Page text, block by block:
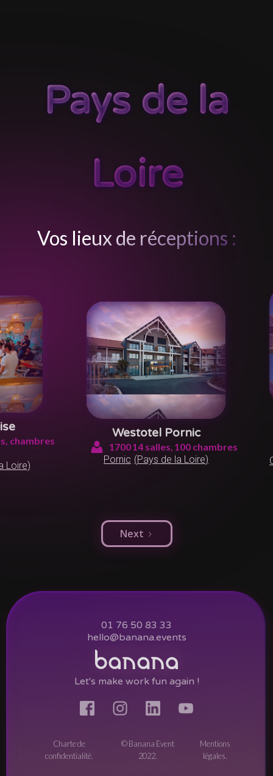
Pays de la
Loire
Vos lieux de réceptions :
chambres
Loire)
Westotel Pornic
170014 salles, 100 chambres
Pornic (Pays de la Loire)
Next
01 76 50 83 33
hello@banana.events
Let's make work fun again !
Charte de
confidentialité.
© Banana Event
2022.
Mentions
légales.